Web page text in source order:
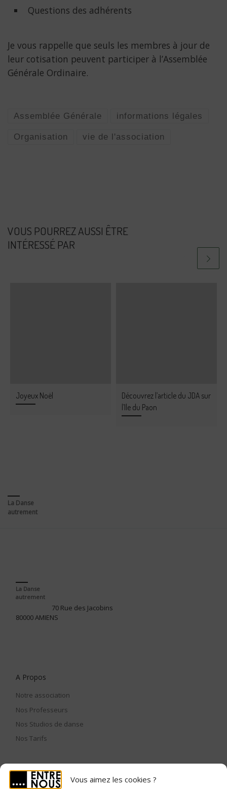
Vous aimez les cookies ?
Questions des adhérents
Je vous rappelle que seuls les membres à jour de
leur cotisation peuvent participer à l’Assemblée
Générale Ordinaire.
Assemblée Générale informations légales
Organisation vie de l'association
VOUS POURREZ AUSSI ÊTRE
INTÉRESSÉ PAR
Joyeux Noël
Découvrez l’article du JDA sur
l’Ile du Paon
La Danse
autrement
La Danse
autrement
70 Rue des Jacobins
80000 AMIENS
A Propos
Notre association
Nos Professeurs
Nos Studios de danse
Nos Tarifs